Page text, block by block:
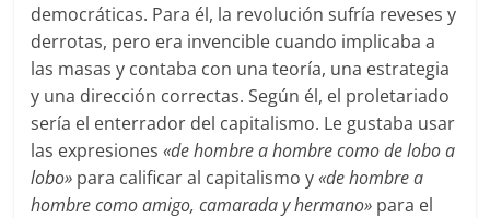
democráticas. Para él, la revolución sufría reveses y
derrotas, pero era invencible cuando implicaba a
las masas y contaba con una teoría, una estrategia
y una dirección correctas. Según él, el proletariado
sería el enterrador del capitalismo. Le gustaba usar
las expresiones«de hombre a hombre como de lobo a
lobo» para calificar al capitalismo y«de hombre a
hombre como amigo, camarada y hermano» para el